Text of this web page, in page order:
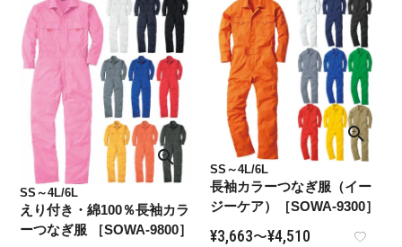
SS～4L/6L
えり付き・綿100％長袖カラ
ーつなぎ服 ［SOWA-9800］
SS～4L/6L
長袖カラーつなぎ服（イー
ジーケア）［SOWA-9300］
¥3,663〜¥4,510